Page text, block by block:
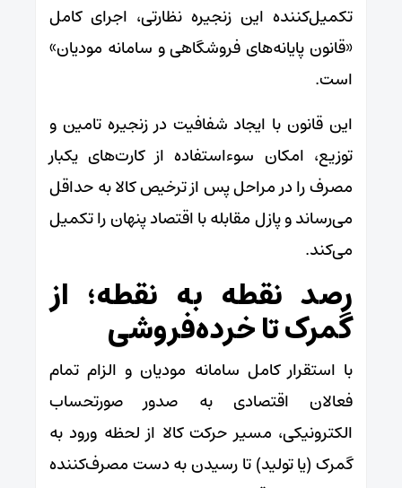
تکمیل‌کننده این زنجیره نظارتی، اجرای کامل
«قانون پایانه‌های فروشگاهی و سامانه مودیان»
است.
این قانون با ایجاد شفافیت در زنجیره تامین و
توزیع، امکان سوءاستفاده از کارت‌های یکبار
مصرف را در مراحل پس از ترخیص کالا به حداقل
می‌رساند و پازل مقابله با اقتصاد پنهان را تکمیل
می‌کند.
رصد نقطه به نقطه؛ از
گمرک تا خرده‌فروشی
با استقرار کامل سامانه مودیان و الزام تمام
فعالان اقتصادی به صدور صورتحساب
الکترونیکی، مسیر حرکت کالا از لحظه ورود به
گمرک (یا تولید) تا رسیدن به دست مصرف‌کننده